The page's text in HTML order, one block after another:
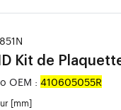
Kit de
OEM : 410605055R
[mm]